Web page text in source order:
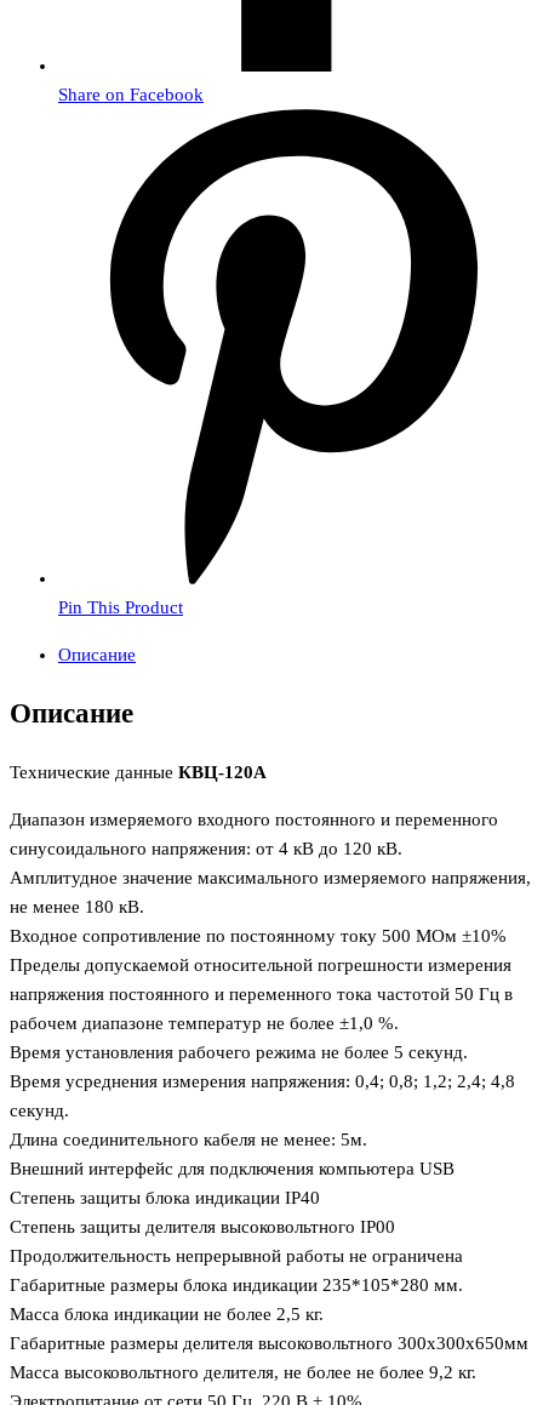
Share on Facebook
Pin This Product
Описание
Описание
Технические данные КВЦ-120А
Диапазон измеряемого входного постоянного и переменного
синусоидального напряжения: от 4 кВ до 120 кВ.
Амплитудное значение максимального измеряемого напряжения,
не менее 180 кВ.
Входное сопротивление по постоянному току 500 МОм ±10%
Пределы допускаемой относительной погрешности измерения
напряжения постоянного и переменного тока частотой 50 Гц в
рабочем диапазоне температур не более ±1,0 %.
Время установления рабочего режима не более 5 секунд.
Время усреднения измерения напряжения: 0,4; 0,8; 1,2; 2,4; 4,8
секунд.
Длина соединительного кабеля не менее: 5м.
Внешний интерфейс для подключения компьютера USB
Степень защиты блока индикации IP40
Степень защиты делителя высоковольтного IP00
Продолжительность непрерывной работы не ограничена
Габаритные размеры блока индикации 235*105*280 мм.
Масса блока индикации не более 2,5 кг.
Габаритные размеры делителя высоковольтного 300х300х650мм
Масса высоковольтного делителя, не более не более 9,2 кг.